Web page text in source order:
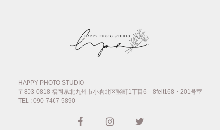
HAPPY PHOTO STUDIO
〒803-0818 福岡県北九州市小倉北区竪町1丁目6－8felt168・201号室
TEL : 090-7467-5890